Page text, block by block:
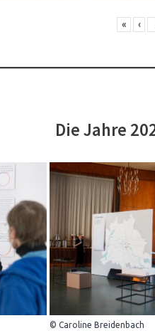
« ‹
Die Jahre
© Caroline Breidenbach